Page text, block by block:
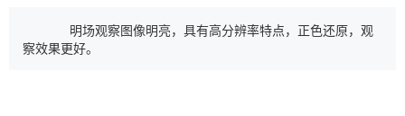
明场观察图像明亮，具有高分辨率特点，正色还原，观
察效果更好。